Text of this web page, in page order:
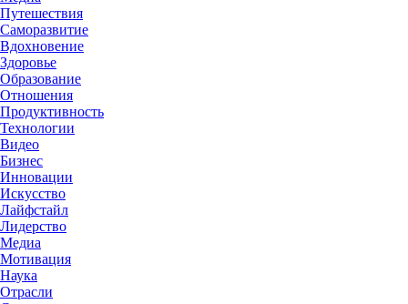
Путешествия
Саморазвитие
Вдохновение
Здоровье
Образование
Отношения
Продуктивность
Технологии
Видеo
Бизнес
Инновации
Искусство
Лайфстайл
Лидерство
Медиа
Мотивация
Наука
Отрасли